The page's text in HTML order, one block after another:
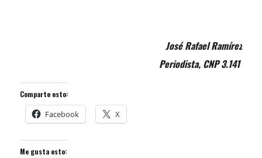
José Rafael Ramírez
Periodista, CNP 3.141
Comparte esto:
Facebook X
Me gusta esto: